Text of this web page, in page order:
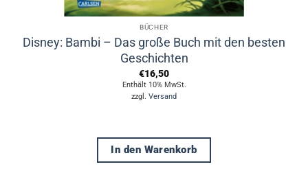
BÜCHER
Disney: Bambi – Das große Buch mit den besten
Geschichten
€16,50
Enthält 10% MwSt.
zzgl. Versand
In den Warenkorb